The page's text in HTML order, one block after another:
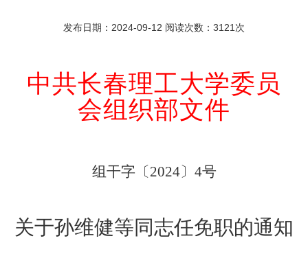
发布日期：2024-09-12 阅读次数： 3121次
中共长春理工大学委员
会组织部文件
组干字〔2024〕 4号
关于孙维健等同志任免职的通知